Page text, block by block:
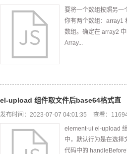
要将一个数组按照另一
你有两个数组：array1
数组。确定在 array2
Array...
el-upload 组件取文件后base64格式直
发布时间：2023-07-07 04:01:35
查看：
element-ui el-upload
中，默认行为是在选择
代码中的